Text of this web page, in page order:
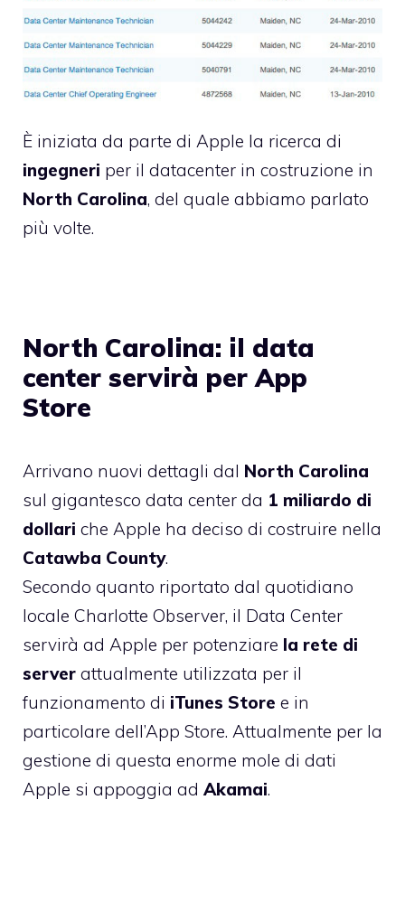
È iniziata da parte di Apple la ricerca di
ingegneri per il datacenter in costruzione in
North Carolina, del quale abbiamo parlato
più volte.
North Carolina: il data
center servirà per App
Store
Arrivano nuovi dettagli dal North Carolina
sul gigantesco data center da 1 miliardo di
dollari che Apple ha deciso di costruire nella
Catawba County.
Secondo quanto riportato dal quotidiano
locale Charlotte Observer, il Data Center
servirà ad Apple per potenziare la rete di
server attualmente utilizzata per il
funzionamento di iTunes Store e in
particolare dell’App Store. Attualmente per la
gestione di questa enorme mole di dati
Apple si appoggia ad Akamai.